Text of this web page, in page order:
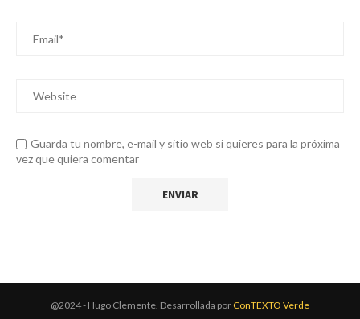
Guarda tu nombre, e-mail y sitio web si quieres para la próxima
vez que quiera comentar
@2024 - Hugo Clemente. Desarrollada por ConTEXTO Verde